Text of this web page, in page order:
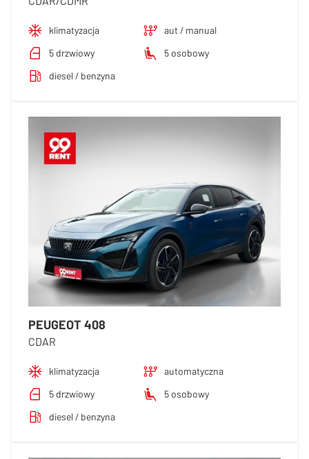
klimatyzacja
aut / manual
5 drzwiowy
5 osobowy
diesel / benzyna
PEUGEOT 408
CDAR
klimatyzacja
automatyczna
5 drzwiowy
5 osobowy
diesel / benzyna